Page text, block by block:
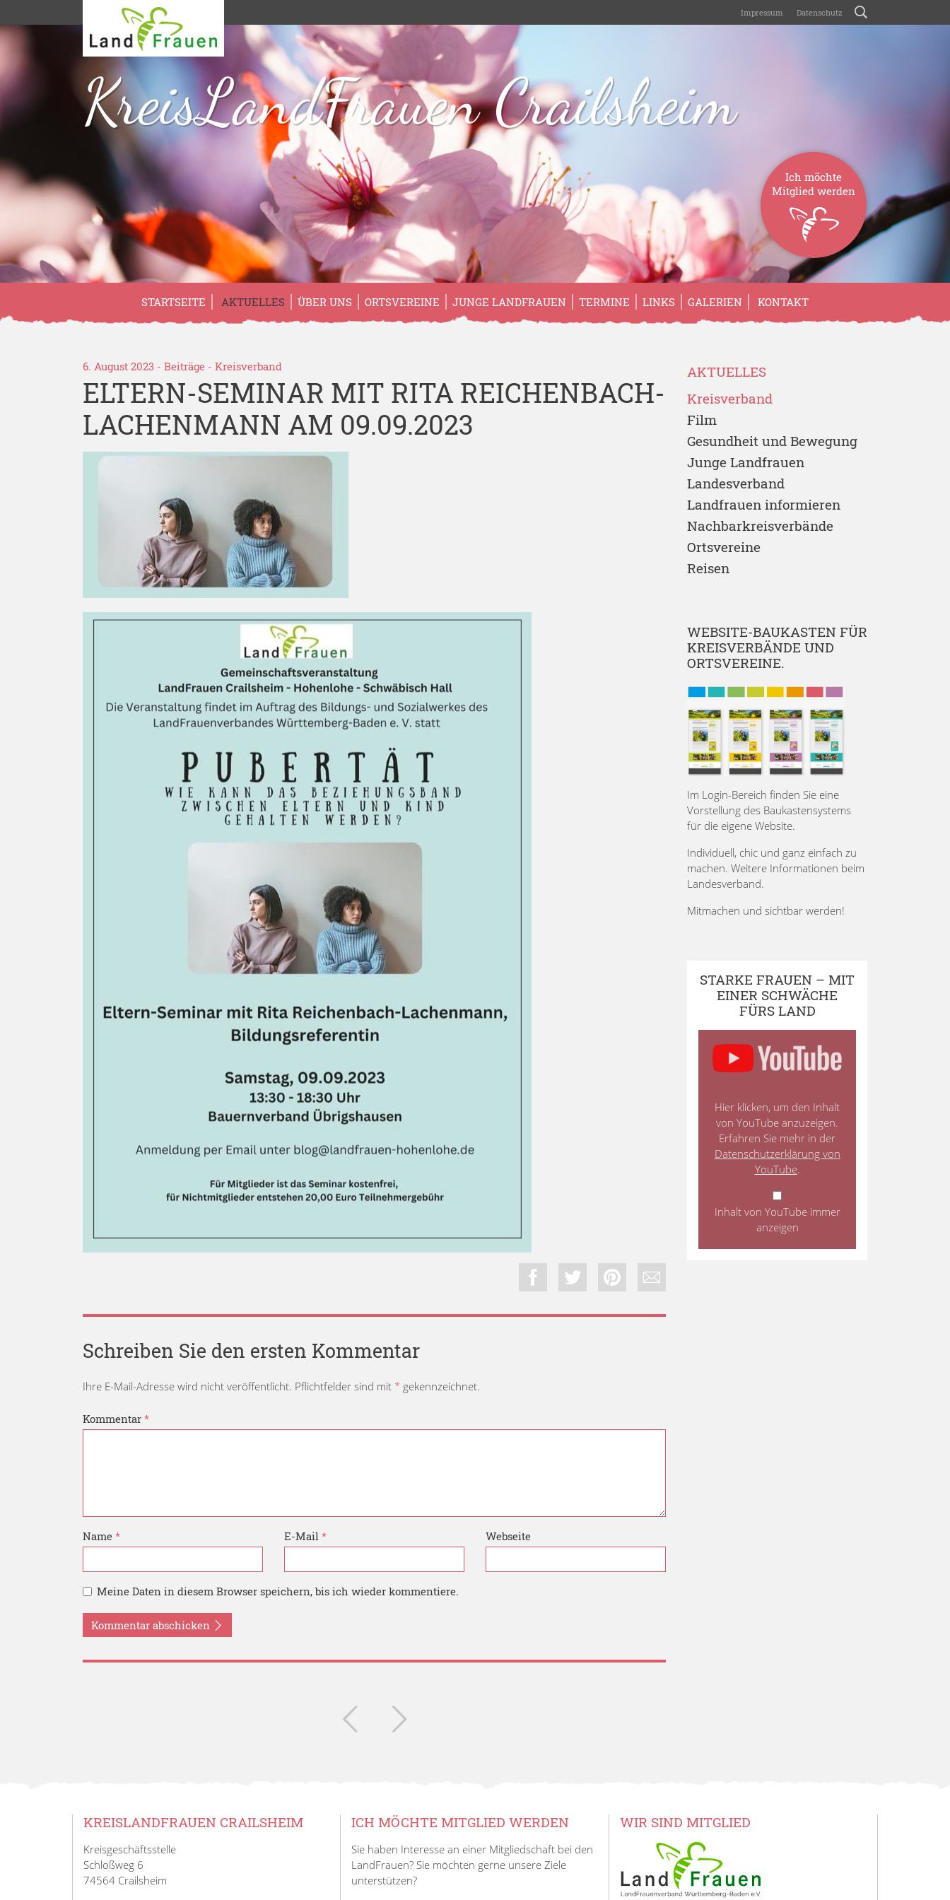
Impressum Datenschutz
KreisLandFrauen Crailsheim
Ich möchte
Mitglied werden
STARTSEITE AKTUELLES ÜBER UNS ORTSVEREINE JUNGE LANDFRAUEN TERMINE LINKS GALERIEN KONTAKT
6. August 2023 - Beiträge - Kreisverband
ELTERN-SEMINAR MIT RITA REICHENBACH-
LACHENMANN AM 09.09.2023
Schreiben Sie den ersten Kommentar
Ihre E-Mail-Adresse wird nicht veröffentlicht. Pflichtfelder sind mit * gekennzeichnet.
Kommentar *
Name * E-Mail * Webseite
Meine Daten in diesem Browser speichern, bis ich wieder kommentiere.
Kommentar abschicken
AKTUELLES
Kreisverband
Film
Gesundheit und Bewegung
Junge Landfrauen
Landesverband
Landfrauen informieren
Nachbarkreisverbände
Ortsvereine
Reisen
WEBSITE-BAUKASTEN FÜR
KREISVERBÄNDE UND
ORTSVEREINE.
Im Login-Bereich finden Sie eine
Vorstellung des Baukastensystems
für die eigene Website.
Individuell, chic und ganz einfach zu
machen. Weitere Informationen beim
Landesverband.
Mitmachen und sichtbar werden!
STARKE FRAUEN – MIT
EINER SCHWÄCHE
FÜRS LAND
Hier klicken, um den Inhalt
von YouTube anzuzeigen.
Erfahren Sie mehr in der
Datenschutzerklärung von
YouTube.
Inhalt von YouTube immer
anzeigen
KREISLANDFRAUEN CRAILSHEIM
Kreisgeschäftsstelle
Schloßweg 6
74564 Crailsheim
ICH MÖCHTE MITGLIED WERDEN
Sie haben Interesse an einer Mitgliedschaft bei den
LandFrauen? Sie möchten gerne unsere Ziele
unterstützen?
WIR SIND MITGLIED